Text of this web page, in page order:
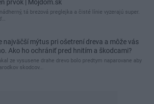
prvok | Môjdom.sk
tá brezová preglejka a čisté línie vyzerajú super.
najväčší mýtus pri ošetrení dreva a môže vás
Ako ho ochrániť pred hnitím a škodcami?
ze vysusene drahe drevo bolo predtym naparovane aby
skodcov...